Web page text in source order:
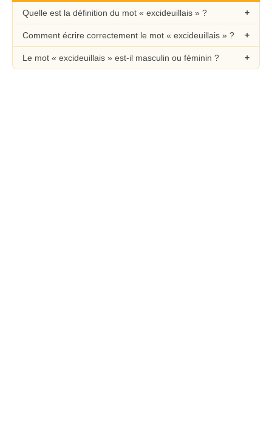
Quelle est la définition du mot « excideuillais » ?
Comment écrire correctement le mot « excideuillais » ?
Le mot « excideuillais » est-il masculin ou féminin ?